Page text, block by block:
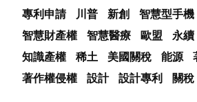
專利申請
川普 新創 智慧型手機
智慧財產權
智慧醫療 歐盟 永續
知識產權
稀土 美國關稅 能源
著作權侵權
設計 設計專利 關稅